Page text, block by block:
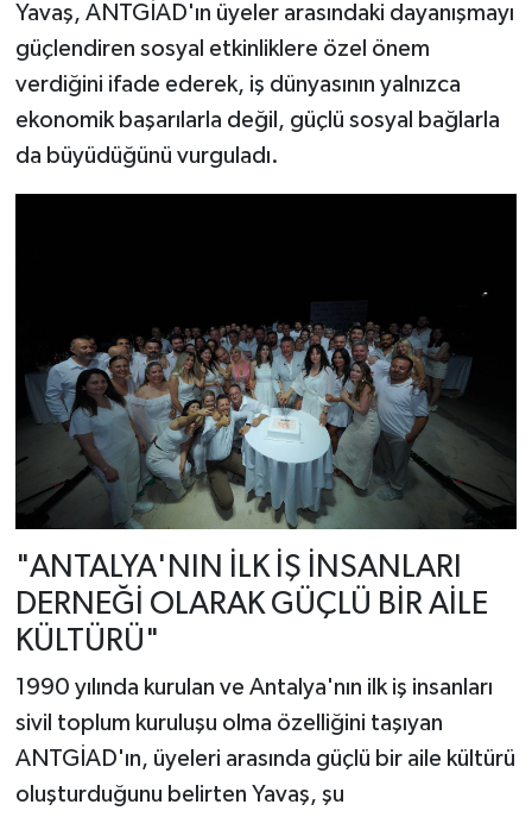
Yavaş, ANTGİAD'ın üyeler arasındaki dayanışmayı
güçlendiren sosyal etkinliklere özel önem
verdiğini ifade ederek, iş dünyasının yalnızca
ekonomik başarılarla değil, güçlü sosyal bağlarla
da büyüdüğünü vurguladı.
"ANTALYA'NIN İLK İŞ İNSANLARI
DERNEĞİ OLARAK GÜÇLÜ BİR AİLE
KÜLTÜRÜ"
1990 yılında kurulan ve Antalya'nın ilk iş insanları
sivil toplum kuruluşu olma özelliğini taşıyan
ANTGİAD'ın, üyeleri arasında güçlü bir aile kültürü
oluşturduğunu belirten Yavaş, şu